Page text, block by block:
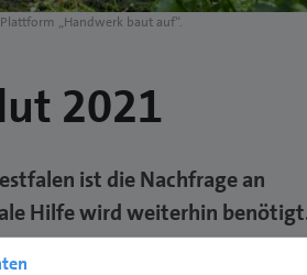
„Handwerk baut auf“.
2021
ist die Nachfrage an
Hilfe wird weiterhin
bei allen Handwerkerinnen